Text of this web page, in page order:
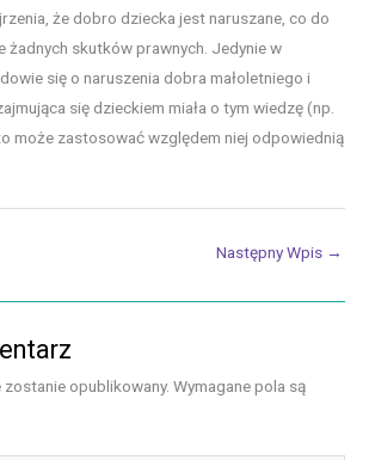
że dobro dziecka jest naruszane, co do
żadnych skutków prawnych. Jedynie w
się o naruszenia dobra małoletniego i
się dzieckiem miała o tym wiedzę (np.
może zastosować względem niej odpowiednią
Następny Wpis →
opublikowany. Wymagane pola są